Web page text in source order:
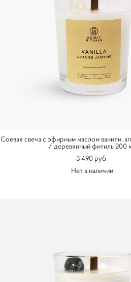
Соевая свеча с эфирным маслом ванили,
/ деревянный фитиль 200
3 490 pуб.
Нет в наличии